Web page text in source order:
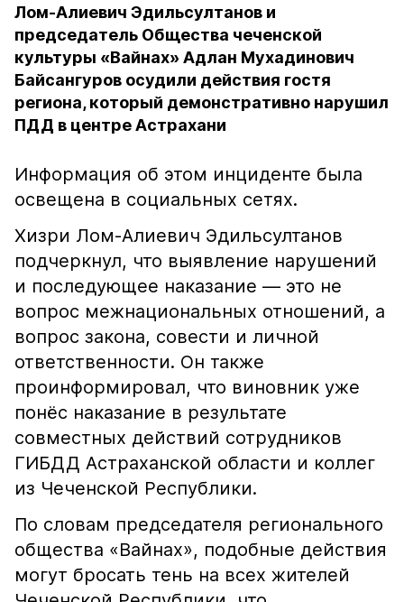
Лом-Алиевич Эдильсултанов и
председатель Общества чеченской
культуры «Вайнах» Адлан Мухадинович
Байсангуров осудили действия гостя
региона, который демонстративно нарушил
ПДД в центре Астрахани
Информация об этом инциденте была
освещена в социальных сетях.
Хизри Лом-Алиевич Эдильсултанов
подчеркнул, что выявление нарушений
и последующее наказание — это не
вопрос межнациональных отношений, а
вопрос закона, совести и личной
ответственности. Он также
проинформировал, что виновник уже
понёс наказание в результате
совместных действий сотрудников
ГИБДД Астраханской области и коллег
из Чеченской Республики.
По словам председателя регионального
общества «Вайнах», подобные действия
могут бросать тень на всех жителей